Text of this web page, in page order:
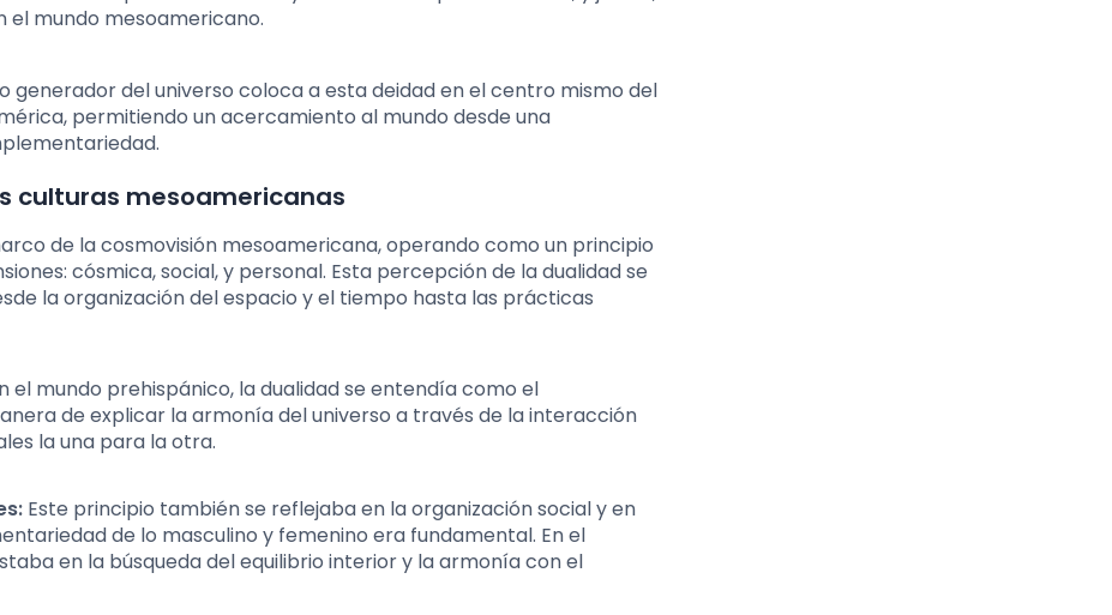
el mundo mesoamericano.
del universo coloca a esta deidad en el centro mismo del
permitiendo un acercamiento al mundo desde una
culturas mesoamericanas
de la cosmovisión mesoamericana, operando como un principio
cósmica, social, y personal. Esta percepción de la dualidad se
la organización del espacio y el tiempo hasta las prácticas
el mundo prehispánico, la dualidad se entendía como el
de explicar la armonía del universo a través de la interacción
la una para la otra.
Este principio también se reflejaba en la organización social y en
de lo masculino y femenino era fundamental. En el
en la búsqueda del equilibrio interior y la armonía con el